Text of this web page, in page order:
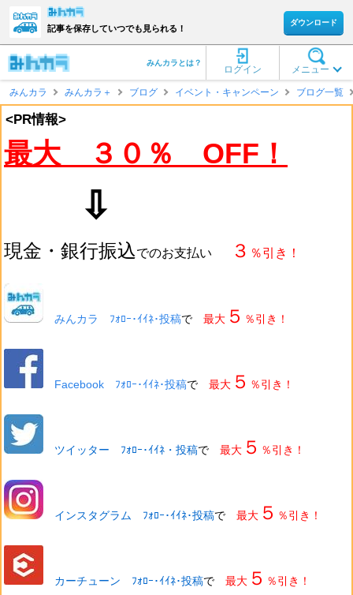
記事を保存していつでも見られる！
ダウンロード
メニュー
ログイン
みんカラとは？
みんカラ みんカラ＋ ブログ イベント・キャンペーン ブログ一覧
<PR情報>
最大 ３０％ OFF！
⇩
現金・銀行振込でのお支払い ３ ％引き！
みんカラ ﾌｫﾛｰ･ｲｲﾈ･投稿で 最大 ５ ％引き！
Facebook ﾌｫﾛｰ･ｲｲﾈ･投稿で 最大 ５ ％引き！
ツイッター ﾌｫﾛｰ･ｲｲﾈ・投稿で 最大 ５ ％引き！
インスタグラム ﾌｫﾛｰ･ｲｲﾈ･投稿で 最大 ５ ％引き！
カーチューン ﾌｫﾛｰ･ｲｲﾈ･投稿で 最大 ５ ％引き！